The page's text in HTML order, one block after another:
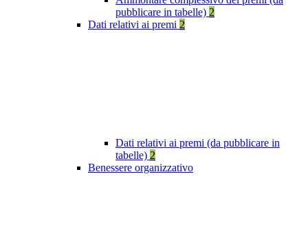
pubblicare in tabelle) 2
Dati relativi ai premi 2
Dati relativi ai premi (da pubblicare in
tabelle) 2
Benessere organizzativo